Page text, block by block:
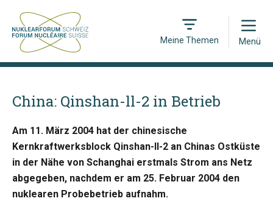
Meine Themen
Open
Menü
China: Qinshan-ll-2 in Betrieb
Am 11. März 2004 hat der chinesische
Kernkraftwerksblock Qinshan-ll-2 an Chinas Ostküste
in der Nähe von Schanghai erstmals Strom ans Netz
abgegeben, nachdem er am 25. Februar 2004 den
nuklearen Probebetrieb aufnahm.